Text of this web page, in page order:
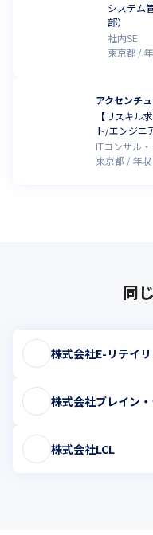
システム
部）
社内SE
東京都
アクセンチ
【リスキル
ト/エンジニ
ITコンサル
東京都
年収
同
株式会社E-リテイ
株式会社ブレイン
株式会社LCL